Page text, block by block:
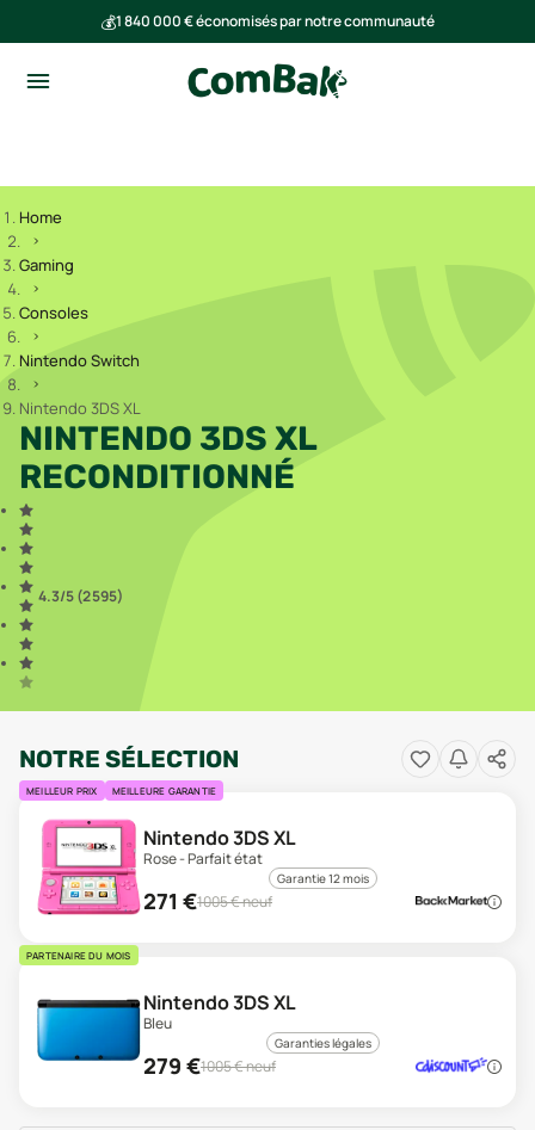
💰1 840 000 € économisés par notre communauté
Home
Gaming
Consoles
Nintendo Switch
Nintendo 3DS XL
NINTENDO 3DS XL
RECONDITIONNÉ
4.3/5 (2 595)
NOTRE SÉLECTION
MEILLEUR PRIX MEILLEURE GARANTIE
Nintendo 3DS XL
Rose - Parfait état
Garantie 12 mois
271 €1005€ neuf
PARTENAIRE DU MOIS
Nintendo 3DS XL
Bleu
Garanties légales
279 €1005€ neuf